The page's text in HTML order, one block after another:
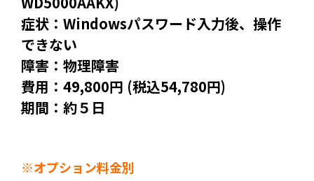
症状：Windowsパスワード入力後、操作
できない
障害：物理障害
費用：49,800円 (税込54,780円)
期間：約５日
※オプション料金別